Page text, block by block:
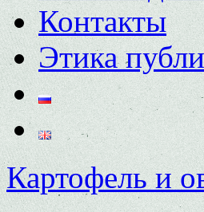
Контакты
Этика
Картофель и